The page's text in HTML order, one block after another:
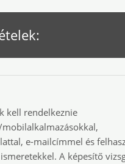
kell rendelkeznie
e-mailcímmel és
A képesítő